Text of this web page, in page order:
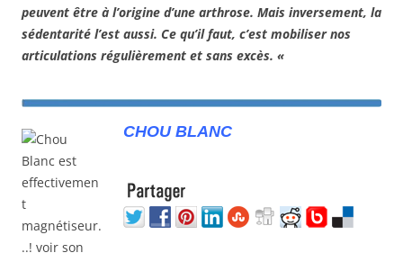
peuvent être à l’origine d’une arthrose. Mais inversement, la
sédentarité l’est aussi. Ce qu’il faut, c’est mobiliser nos
articulations régulièrement et sans excès. «
CHOU BLANC